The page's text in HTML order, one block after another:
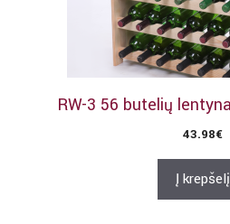
RW-3 56 butelių
43.98€
Į krepšelį